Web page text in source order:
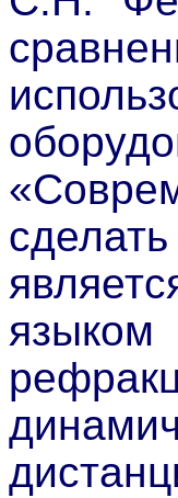
языком